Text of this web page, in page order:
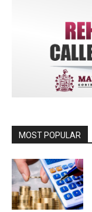
MOST POPULAR